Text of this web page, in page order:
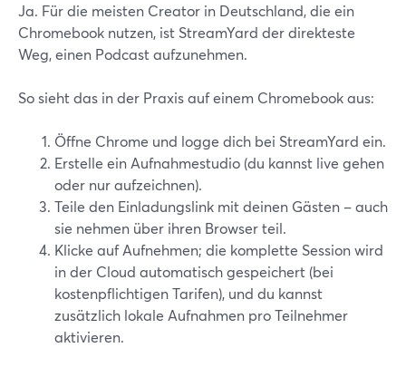
Ja. Für die meisten Creator in Deutschland, die ein
Chromebook nutzen, ist StreamYard der direkteste
Weg, einen Podcast aufzunehmen.
So sieht das in der Praxis auf einem Chromebook aus:
Öffne Chrome und logge dich bei StreamYard ein.
Erstelle ein Aufnahmestudio (du kannst live gehen
oder nur aufzeichnen).
Teile den Einladungslink mit deinen Gästen – auch
sie nehmen über ihren Browser teil.
Klicke auf Aufnehmen; die komplette Session wird
in der Cloud automatisch gespeichert (bei
kostenpflichtigen Tarifen), und du kannst
zusätzlich lokale Aufnahmen pro Teilnehmer
aktivieren.